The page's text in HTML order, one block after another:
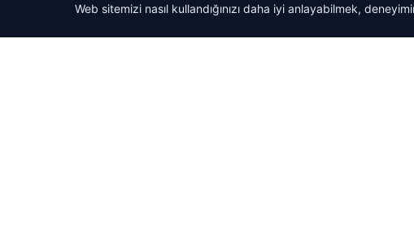
Web sitemizi nasıl kullandığınızı daha iyi anlayabilmek,